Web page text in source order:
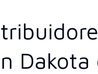
Dakota